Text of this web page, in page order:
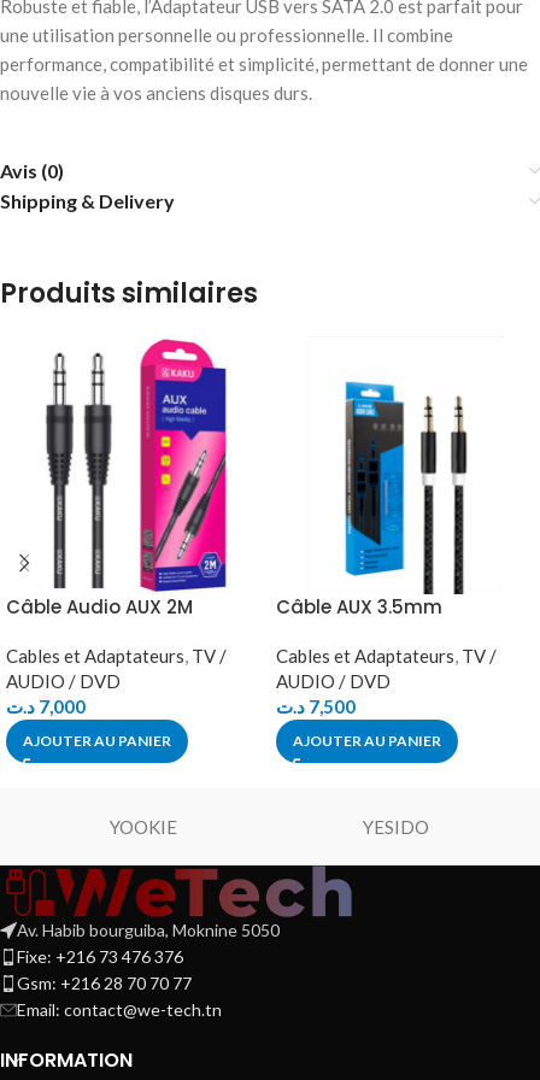
Robuste et fiable, l’Adaptateur USB vers SATA 2.0 est parfait pour
une utilisation personnelle ou professionnelle. Il combine
performance, compatibilité et simplicité, permettant de donner une
nouvelle vie à vos anciens disques durs.
Avis (0)
Shipping & Delivery
Produits similaires
Câble Audio AUX 2M
Cables et Adaptateurs, TV /
AUDIO / DVD
7,000 د.ت
AJOUTER AU PANIER
Câble AUX 3.5mm
Cables et Adaptateurs, TV /
AUDIO / DVD
7,500 د.ت
AJOUTER AU PANIER
YOOKIE YESIDO
Av. Habib bourguiba, Moknine 5050
Fixe: +216 73 476 376
Gsm: +216 28 70 70 77
Email: contact@we-tech.tn
INFORMATION